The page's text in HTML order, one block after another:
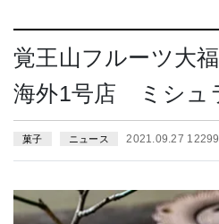
覚王山フルーツ大
海外1号店 ミシュ
菓子 ニュース 2021.09.27